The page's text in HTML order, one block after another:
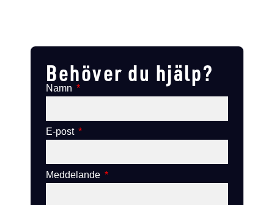
Behöver du hjälp?
Namn
E-post
Meddelande